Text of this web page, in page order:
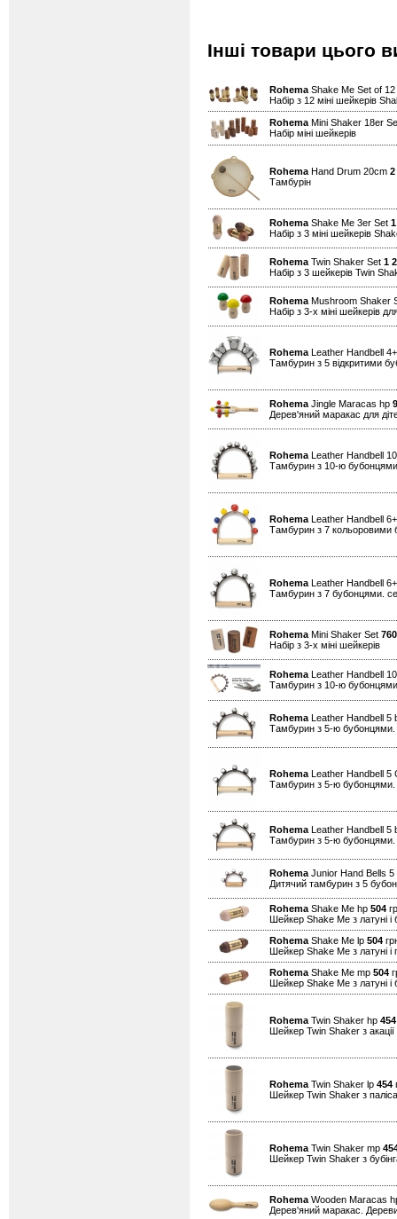
Інші товари цього
Rohema Shake Me Set of 12
Набір з 12 міні шейкерів
Rohema Mini Shaker 18er
Набір міні шейкерів
Rohema Hand Drum 20cm 2
Тамбурін
Rohema Shake Me 3er Set
Набір з 3 міні шейкерів
Rohema Twin Shaker Set 1
Набір з 3 шейкерів Twin
Rohema Mushroom Shaker
Набір з 3-х міні шейкерів
Rohema Leather Handbell
Тамбурин з 5 відкритими
Rohema Jingle Maracas hp
Дерев'яний маракас для
Rohema Leather Handbell
Тамбурин з 10-ю
Rohema Leather Handbell
Тамбурин з 7 кольоровими
Rohema Leather Handbell
Тамбурин з 7 бубонцями.
Rohema Mini Shaker Set 760
Набір з 3-х міні шейкерів
Rohema Leather Handbell
Тамбурин з 10-ю
Rohema Leather Handbell 5
Тамбурин з 5-ю бубонцями.
Rohema Leather Handbell
Тамбурин з 5-ю бубонцями.
Rohema Leather Handbell 5
Тамбурин з 5-ю бубонцями.
Rohema Junior Hand Bells 5
Дитячий тамбурин з 5
Rohema Shake Me hp 504
Шейкер Shake Me з латуні
Rohema Shake Me lp 504
Шейкер Shake Me з латуні
Rohema Shake Me mp 504
Шейкер Shake Me з латуні і
Rohema Twin Shaker hp 454
Шейкер Twin Shaker з
Rohema Twin Shaker lp 454
Шейкер Twin Shaker з
Rohema Twin Shaker mp
Шейкер Twin Shaker з
Rohema Wooden Maracas
Дерев'яний маракас.